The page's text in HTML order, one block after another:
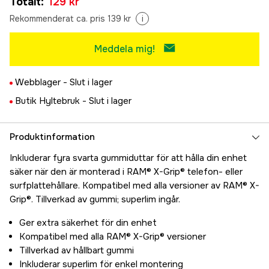
Rekommenderat ca. pris 139 kr i
Meddela mig!
Webblager - Slut i lager
Butik Hyltebruk - Slut i lager
Produktinformation
Inkluderar fyra svarta gummiduttar för att hålla din enhet
säker när den är monterad i RAM® X-Grip® telefon- eller
surfplattehållare. Kompatibel med alla versioner av RAM® X-
Grip®. Tillverkad av gummi; superlim ingår.
Ger extra säkerhet för din enhet
Kompatibel med alla RAM® X-Grip® versioner
Tillverkad av hållbart gummi
Inkluderar superlim för enkel montering